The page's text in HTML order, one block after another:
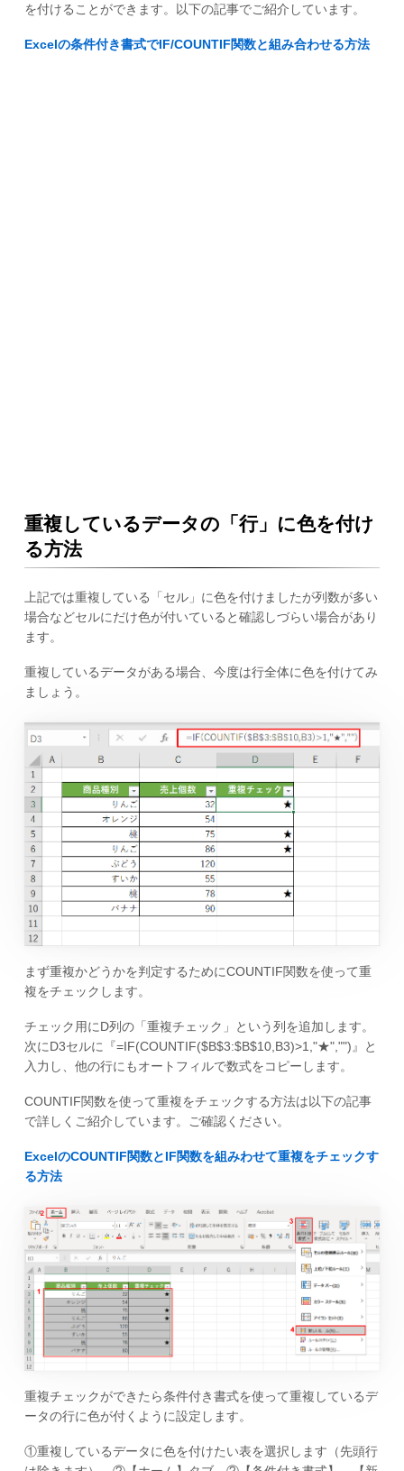
を付けることができます。以下の記事でご紹介しています。
Excelの条件付き書式でIF/COUNTIF関数と組み合わせる方法
重複しているデータの「行」に色を付け
る方法
上記では重複している「セル」に色を付けましたが列数が多い
場合などセルにだけ色が付いていると確認しづらい場合があり
ます。
重複しているデータがある場合、今度は行全体に色を付けてみ
ましょう。
まず重複かどうかを判定するためにCOUNTIF関数を使って重
複をチェックします。
チェック用にD列の「重複チェック」という列を追加します。
次にD3セルに『=IF(COUNTIF($B$3:$B$10,B3)>1,"★","")』と
入力し、他の行にもオートフィルで数式をコピーします。
COUNTIF関数を使って重複をチェックする方法は以下の記事
で詳しくご紹介しています。ご確認ください。
ExcelのCOUNTIF関数とIF関数を組みわせて重複をチェックす
る方法
重複チェックができたら条件付き書式を使って重複しているデ
ータの行に色が付くように設定します。
①重複しているデータに色を付けたい表を選択します（先頭行